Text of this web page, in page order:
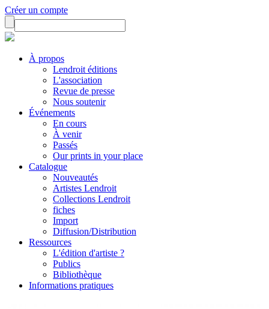
Créer un compte
À propos
Lendroit éditions
L'association
Revue de presse
Nous soutenir
Événements
En cours
À venir
Passés
Our prints in your place
Catalogue
Nouveautés
Artistes Lendroit
Collections Lendroit
fiches
Import
Diffusion/Distribution
Ressources
L'édition d'artiste ?
Publics
Bibliothèque
Informations pratiques